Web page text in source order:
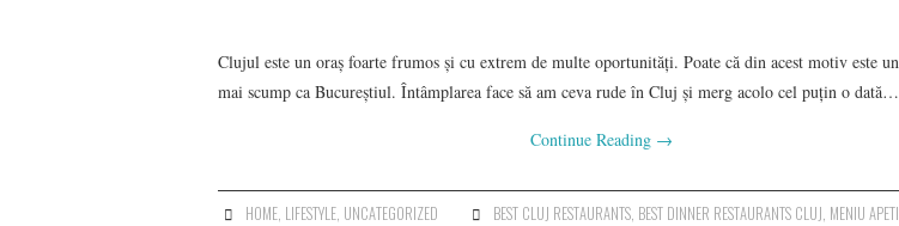
Clujul este un oraș foarte frumos și cu extrem de multe oportunități. Poate că din acest motiv este
mai scump ca Bucureștiul. Întâmplarea face să am ceva rude în Cluj și merg acolo cel puțin o dată…
Continue Reading →
HOME LIFESTYLE UNCATEGORIZED BEST CLUJ RESTAURANTS BEST DINNER RESTAURANTS CLUJ MENIU